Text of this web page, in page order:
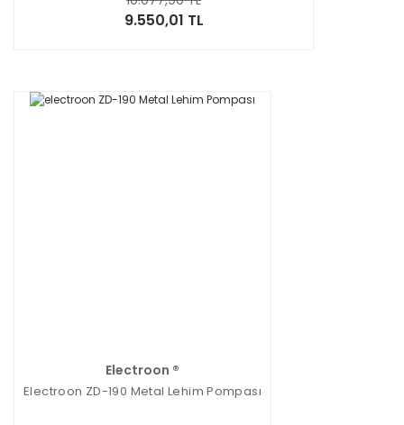
9.550,01 TL
Electroon ®
Electroon ZD-190 Metal Lehim Pompası